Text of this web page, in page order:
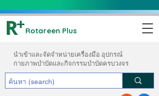
Rotareen Plus
นำเข้าและจัดจำหน่ายเครื่องมือ อุปกรณ์
กายภาพบำบัดและกิจกรรมบำบัดครบวงจร